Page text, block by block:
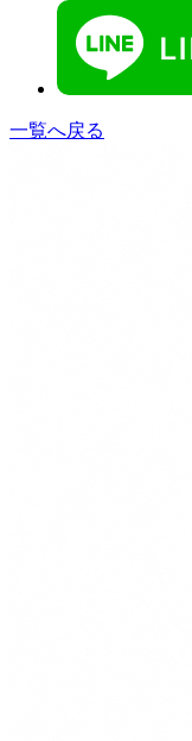
一覧へ戻る